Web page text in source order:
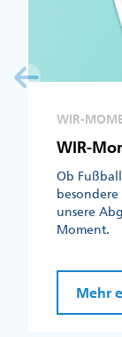
WIR-
WIR-
Ob
unsere
Moment.
Mehr